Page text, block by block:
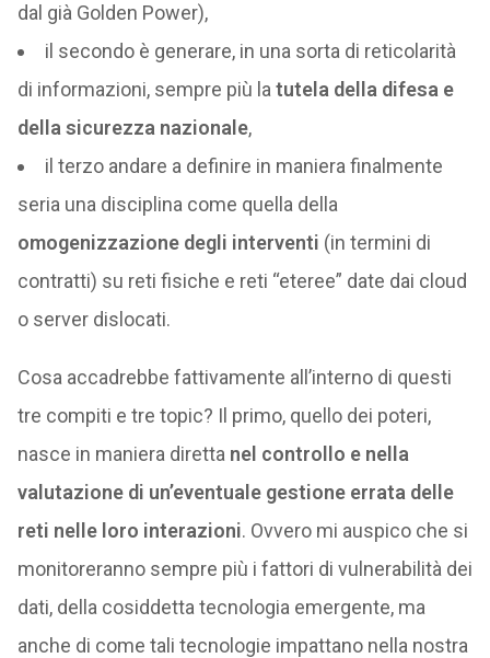
dal già Golden Power),
il secondo è generare, in una sorta di reticolarità
di informazioni, sempre più la tutela della difesa e
della sicurezza nazionale,
il terzo andare a definire in maniera finalmente
seria una disciplina come quella della
omogenizzazione degli interventi (in termini di
contratti) su reti fisiche e reti “eteree” date dai cloud
o server dislocati.
Cosa accadrebbe fattivamente all’interno di questi
tre compiti e tre topic? Il primo, quello dei poteri,
nasce in maniera diretta nel controllo e nella
valutazione di un’eventuale gestione errata delle
reti nelle loro interazioni. Ovvero mi auspico che si
monitoreranno sempre più i fattori di vulnerabilità dei
dati, della cosiddetta tecnologia emergente, ma
anche di come tali tecnologie impattano nella nostra